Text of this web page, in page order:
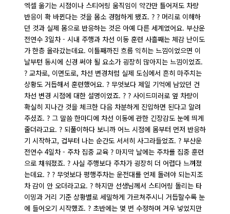
엑셀 옮기는 시점이나 스티어링 움직임이 약간만 틀어져도 차량
반응이 확 바뀐다는 것을 몸소 경험하게 됐죠. ? ? 머리로 이해하
던 것과 실제 몸으로 반응하는 것은 아예 다른 세계였어요. 부산운
전연수 3일차 - 시내 주행과 차선 이동 훈련 사흘째는 체감 난이도
가 한층 올라갔는데요. 이틀째까진 흐름 익히는 느낌이었으면 이
날부턴 동시에 신경 써야 될 요소가 굉장히 많아지는 느낌이었죠.
? 교차로, 이면도로, 차선 변경처럼 실제 도심에서 흔히 마주치는
상황도 거듭해서 훈련했어요. ? 무엇보다 제일 기억에 남았던 건
차선 변경 시점에 대한 설명이였죠. ? ? 사이드미러로 옆 차량이
확실히 지나간 것을 체크한 다음 차분하게 진입하면 된다고 알려
주셨죠. ? 그 말씀 한마디에 차선 이동에 관한 긴장감도 눈에 띄게
줄더라고요. ? 되풀이하다 보니까 어느 시점에 몸부터 먼저 반응하
기 시작하고, 겁부터 나는 순간도 서서히 사그라들었죠. ? 부산운
전연수 4일차 - 주차 집중 교육 ? 마지막 날에는 주차를 집중 훈련
으로 채워졌죠. ? 사실 주행보다 주차가 굉장히 더 어렵다 느껴졌
는데요. ? ? 무엇보다 평행주차는 운전대를 언제 돌려야 되는지조
차 감이 안 오더라고요. ? 하지만 선생님께서 스티어링 돌리는 타
이밍과 거리 기준 상황별로 세밀하게 가르쳐주시니 거듭할수록 눈
에 들어오기 시작했죠. ? 초반에는 몇 번 수정하며 겨우 넣었지만